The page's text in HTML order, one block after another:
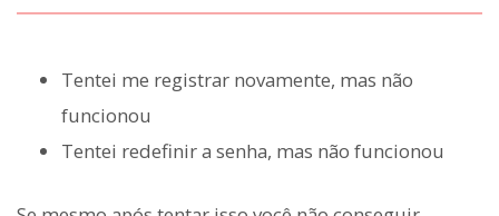
Tentei me registrar novamente, mas não
funcionou
Tentei redefinir a senha, mas não funcionou